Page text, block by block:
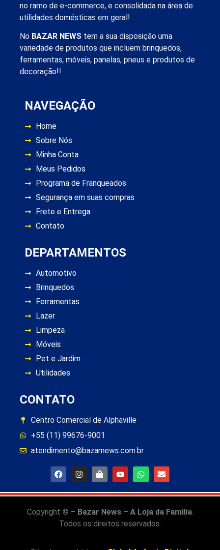
no ramo de e-commerce, e consolidada na área de
utilidades domésticas em geral!
No BAZAR NEWS tem a sua disposição uma
variedade de produtos que incluem brinquedos,
ferramentas, móveis, panelas, pneus e produtos de
decoração!!
NAVEGAÇÃO
Home
Sobre Nós
Minha Conta
Meus Pedidos
Programa de Franqueados
Segurança em suas compras
Frete e Entrega
Contato
DEPARTAMENTOS
Automotivo
Brinquedos
Ferramentas
Lazer
Limpeza
Móveis
Pet e Jardim
Utilidades
CONTATO
Centro Comercial de Alphaville
+55 (11) 99676-9001
atendimento@bazarnews.com.br
Copyright © – Bazar News – A Loja da Família.
Todos os direitos reservados.